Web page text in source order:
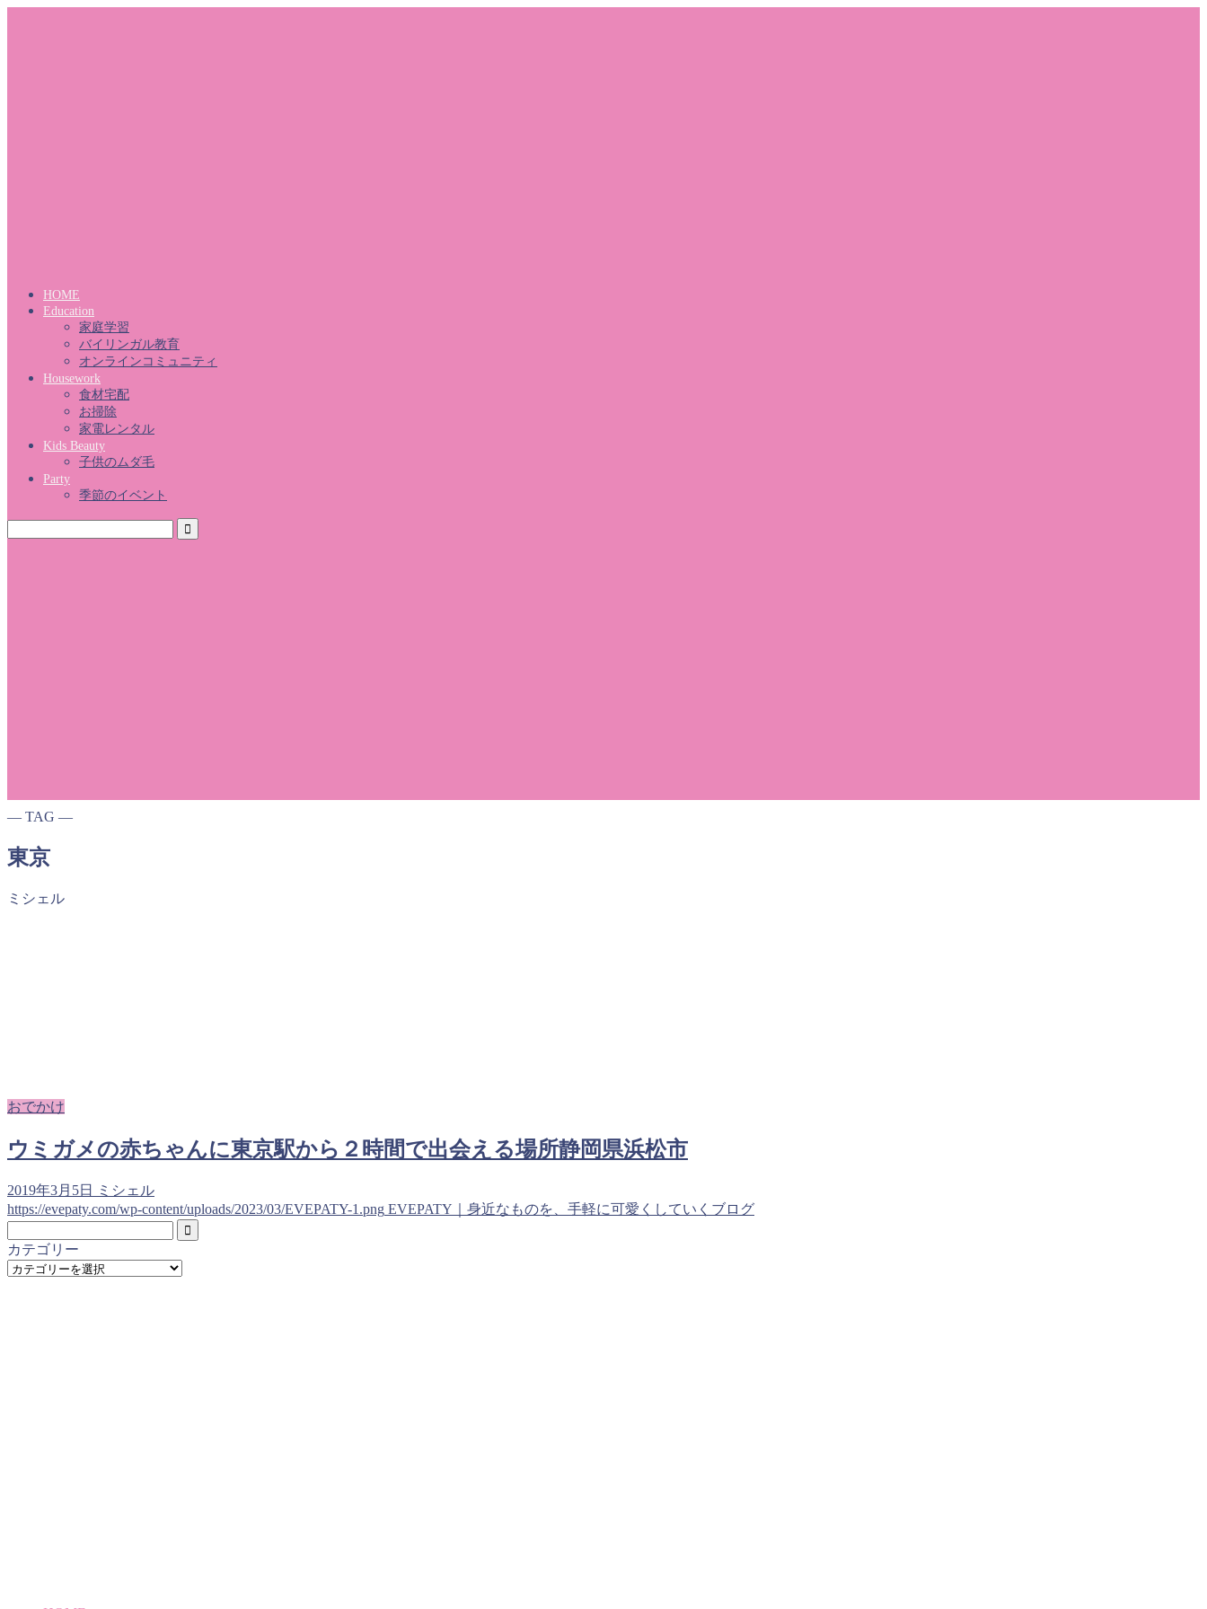
HOME
Education
家庭学習
バイリンガル教育
オンラインコミュニティ
Housework
食材宅配
お掃除
家電レンタル
Kids Beauty
子供のムダ毛
Party
季節のイベント
― TAG ―
東京
ミシェル
おでかけ
ウミガメの赤ちゃんに東京駅から２時間で出会える場所静岡県浜松市
2019年3月5日
ミシェル
https://evepaty.com/wp-content/uploads/2023/03/EVEPATY-1.png EVEPATY｜身近なものを、手軽に可愛くしていくブログ
カテゴリー
カ